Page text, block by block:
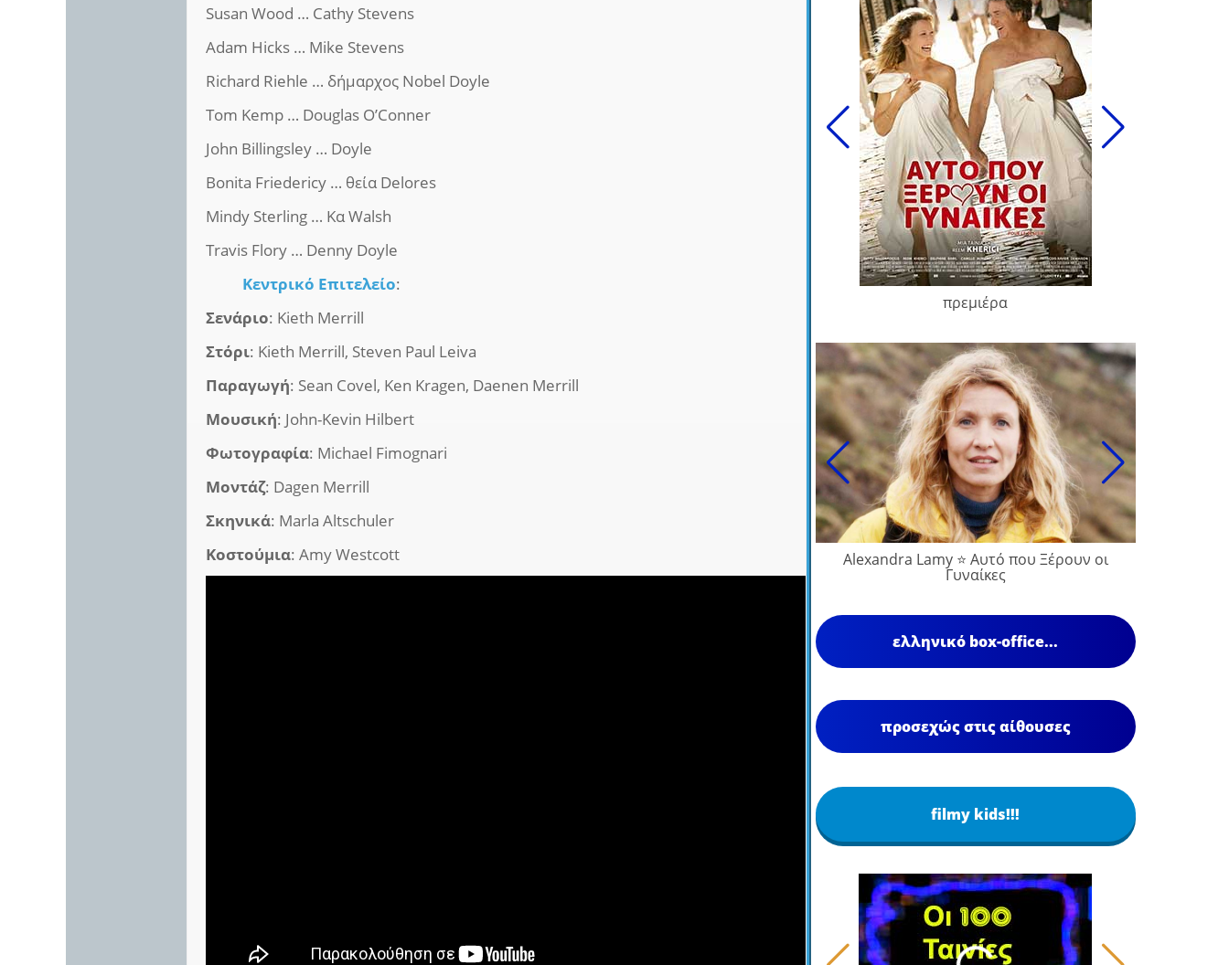
Susan Wood … Cathy Stevens
Adam Hicks … Mike Stevens
Richard Riehle … δήμαρχος Nobel Doyle
Tom Kemp … Douglas O’Conner
John Billingsley … Doyle
Bonita Friedericy … θεία Delores
Mindy Sterling … Κα Walsh
Travis Flory … Denny Doyle
Κεντρικό Επιτελείο:
Σενάριο: Kieth Merrill
Στόρι: Kieth Merrill, Steven Paul Leiva
Παραγωγή: Sean Covel, Ken Kragen, Daenen Merrill
Μουσική: John-Kevin Hilbert
Φωτογραφία: Michael Fimognari
Μοντάζ: Dagen Merrill
Σκηνικά: Marla Altschuler
Κοστούμια: Amy Westcott
πρεμιέρα
Alexandra Lamy ⭐ Αυτό που Ξέρουν οι
Γυναίκες
ελληνικό box-office...
προσεχώς στις αίθουσες
filmy kids!!!